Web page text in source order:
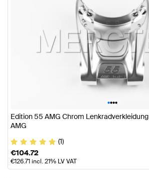
••••
Edition 55 AMG Chrom
AMG
(1)
€104.72
€126.71incl. 21% LV VAT